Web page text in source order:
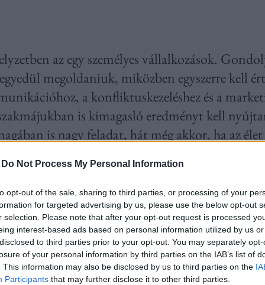
Do Not Process My Personal Information
opt-out of the sale, sharing to third parties, or processing of your
for targeted advertising by us, please use the below opt-out
selection. Please note that after your opt-out request is processed
interest-based ads based on personal information utilized by us
to third parties prior to your opt-out. You may separately
of your personal information by third parties on the IAB’s list of
This information may also be disclosed by us to third parties on the
Participants that may further disclose it to other third parties.
az egy személyes vállalkozások.
megoldaniuk, miközben egyszerre kell
a konfliktuskezeléshez és a
is kimagasló eredményt kell
is nagy feladat, hát még akkor, ha az
érkezése a sok örömmel együtt rengeteg új
első nekifutásra igenis nagy kihívás, és nem
– elvégre az anyaságot nem tanítják sehol.
iskolában vagy online képzések során, ami
fel ezeken a helyeken. Minden nőnek
családi élethez vezet, mert nincs